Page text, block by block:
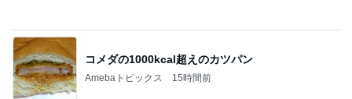
コメダの1000kcal超えのカツパン
Amebaトピックス 15時間前